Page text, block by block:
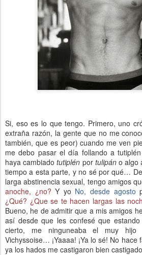
Si, eso es lo que tengo. Primero, uno
extraña razón, la gente que no me
también, que es peor) cuando me ven
me debo pasar el día follando a
haya cambiadotutiplén por tulipáno algo
tiempo a esta parte, y no sé por qué…
larga abstinencia sexual, tengo amigos
anoche, ¿no? Y yo No, desde agosto
¿Qué? ¿Que se te hacen largas las
Bueno, he de admitir que a mis amigos
así desde que les confesé que
cierto, me ninguneaba el muy
Vichyssoise… ¡Yaaaa! ¡Ya lo sé! No
ya los hados me castigaron bien